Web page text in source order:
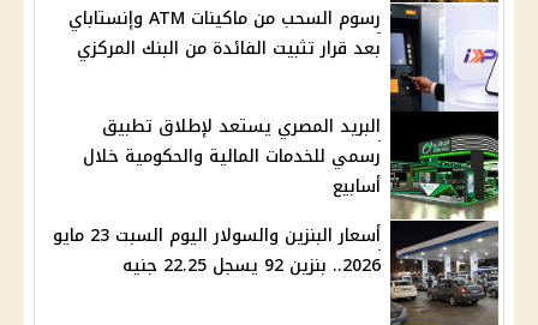
رسوم السحب من ماكينات ATM وإنستاباي
بعد قرار تثبيت الفائدة من البنك المركزي
البريد المصري يستعد لإطلاق تطبيق
رسمي للخدمات المالية والحكومية خلال
أسابيع
أسعار البنزين والسولار اليوم السبت 23 مايو
2026.. بنزين 92 يسجل 22.25 جنيه